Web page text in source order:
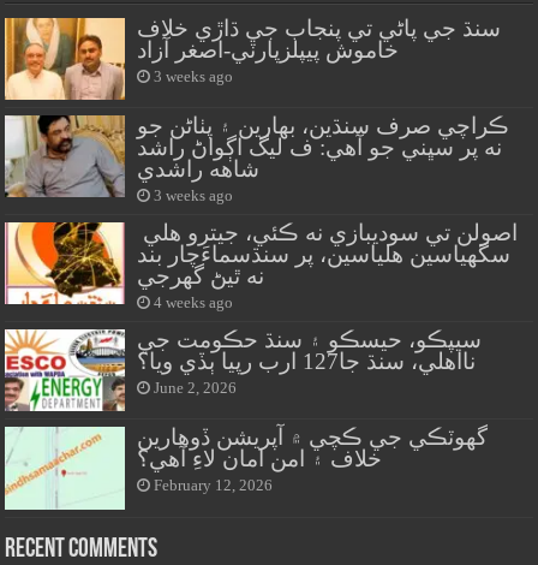
سنڌ جي پاڻي تي پنجاب جي ڌاڙي خلاف
خاموش پيپلزپارٽي-اصغر آزاد
3 weeks ago
ڪراچي صرف سنڌين، بهارين ۽ پٺاڻن جو
نه پر سڀني جو آهي: ف ليگ اڳواڻ راشد
شاهه راشدي
3 weeks ago
سگهياسين هلياسين، پر سنڌسماءَچار بند
نه ٿيڻ گهرجي
4 weeks ago
سيپڪو، حيسڪو ۽ سنڌ حڪومت جي
نااهلي، سنڌ جا127 ارب رپيا ٻڏي ويا؟
June 2, 2026
گهوٽڪي جي ڪچي ۾ آپريشن ڏوهارين
خلاف ۽ امن امان لاءِ آهي؟
February 12, 2026
Recent Comments